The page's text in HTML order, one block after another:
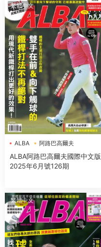
繁體中文
ALBA 阿路巴高爾夫
ALBA阿路巴高爾夫國際中文版
2025年6月號126期
繁體中文